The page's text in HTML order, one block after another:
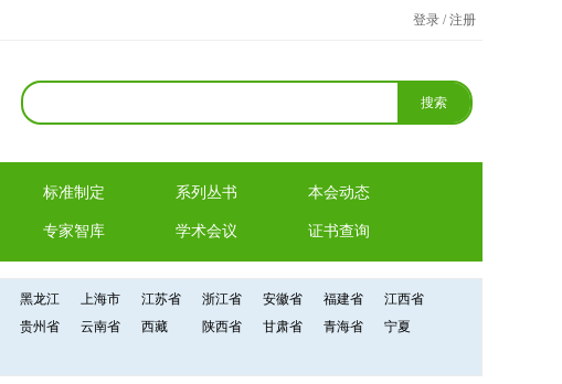
登录 / 注册
标准制定 系列丛书 本会动态
专家智库 学术会议 证书查询
黑龙江 上海市 江苏省 浙江省 安徽省 福建省
江西省
贵州省 云南省 西藏 陕西省 甘肃省 青海省
宁夏